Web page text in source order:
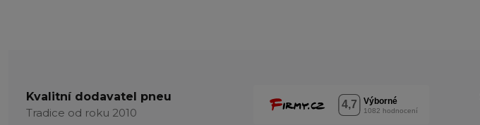
Kvalitní dodavatel pneu
Tradice od roku 2010